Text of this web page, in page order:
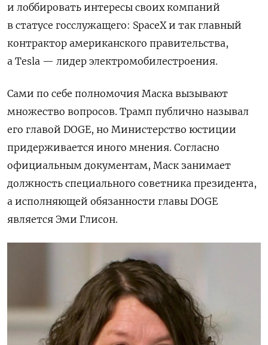
и лоббировать интересы своих компаний
в статусе госслужащего: SpaceX и так главный
контрактор американского правительства,
а Tesla — лидер электромобилестроения.
Сами по себе полномочия Маска вызывают
множество вопросов. Трамп публично называл
его главой DOGE, но Министерство юстиции
придерживается иного мнения. Согласно
официальным документам, Маск занимает
должность специального советника президента,
а исполняющей обязанности главы DOGE
является Эми Глисон.